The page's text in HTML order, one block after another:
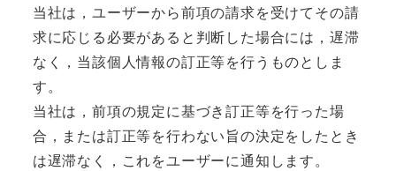
当社は，ユーザーから前項の請求を受けてその請
求に応じる必要があると判断した場合には，遅滞
なく，当該個人情報の訂正等を行うものとしま
す。
当社は，前項の規定に基づき訂正等を行った場
合，または訂正等を行わない旨の決定をしたとき
は遅滞なく，これをユーザーに通知します。